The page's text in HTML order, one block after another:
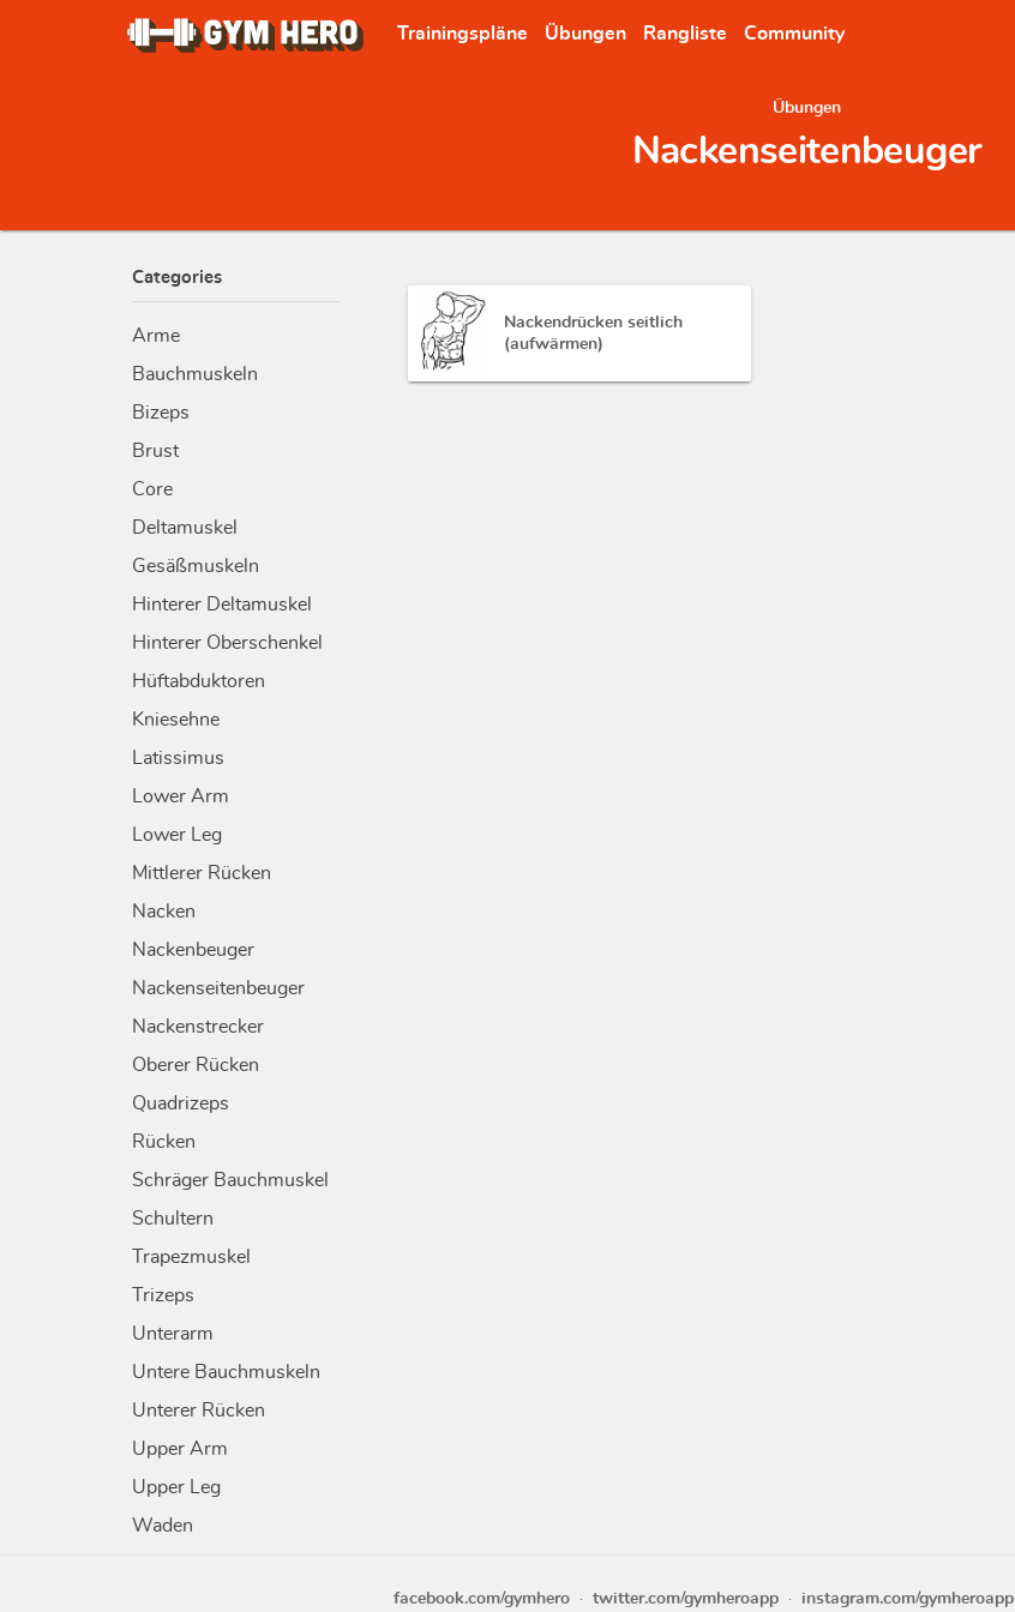
Trainingspläne Übungen Rangliste Community
Übungen
Nackenseitenbeuger
Categories
Arme
Bauchmuskeln
Bizeps
Brust
Core
Deltamuskel
Gesäßmuskeln
Hinterer Deltamuskel
Hinterer Oberschenkel
Hüftabduktoren
Kniesehne
Latissimus
Lower Arm
Lower Leg
Mittlerer Rücken
Nacken
Nackenbeuger
Nackenseitenbeuger
Nackenstrecker
Oberer Rücken
Quadrizeps
Rücken
Schräger Bauchmuskel
Schultern
Trapezmuskel
Trizeps
Unterarm
Untere Bauchmuskeln
Unterer Rücken
Upper Arm
Upper Leg
Waden
Nackendrücken seitlich
(aufwärmen)
facebook.com/gymhero twitter.com/gymheroapp instagram.com/gymheroapp